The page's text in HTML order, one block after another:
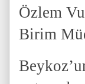
Özlem
Birim